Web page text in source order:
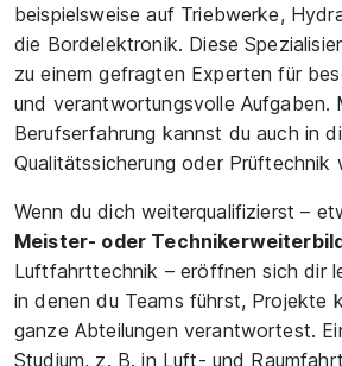
beispielsweise auf Triebwerke,
die Bordelektronik. Diese
zu einem gefragten Experten für
und verantwortungsvolle Aufgaben.
Berufserfahrung kannst du auch in
Qualitätssicherung oder Prüftechnik
Wenn du dich weiterqualifizierst –
Meister- oder
Luftfahrttechnik – eröffnen sich dir
in denen du Teams führst, Projekte
ganze Abteilungen verantwortest.
Studium, z. B. in Luft- und